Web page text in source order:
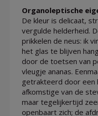
Organoleptische
De kleur is delicaat,
vergulde helderheid.
prikkelen de neus: ik
het glas te blijven
door de toetsen van
vleugje ananas.
getrakteerd door een
afkomstige van de
maar tegelijkertijd
openbaart zich; de